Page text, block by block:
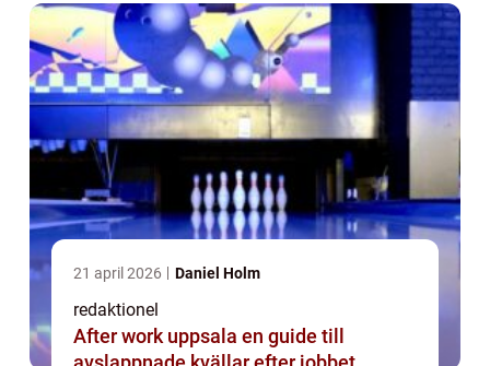
öve...
21 april 2026 Daniel Holm
redaktionel
After work uppsala en guide till